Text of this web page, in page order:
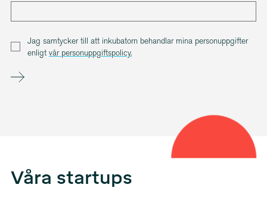
Jag samtycker till att inkubatorn behandlar mina person­upp­gifter
enligt vår person­upp­giftspolicy.
Våra startups